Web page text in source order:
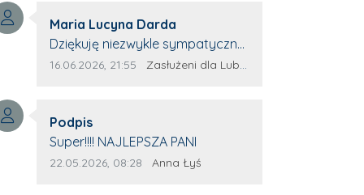
spokojna, cierpliwa.
Autor komentarza:
Maria Lucyna Darda
Treść komentarza:
Dziękuję niezwykle sympatycznej
Pani redaktor Annie Niderla-
wyrozumiałość dla wyróżnionych
osób, którym trema odbierała
głos.
Data dodania komentarza:
16.06.2026, 21:55 Źródło komentarza:
Zasłużeni dla Lubyczy
Autor komentarza:
Podpis
Treść komentarza:
Super!!!! NAJLEPSZA PANI
Data dodania komentarza:
22.05.2026, 08:28 Źródło komentarza:
Anna Łyś